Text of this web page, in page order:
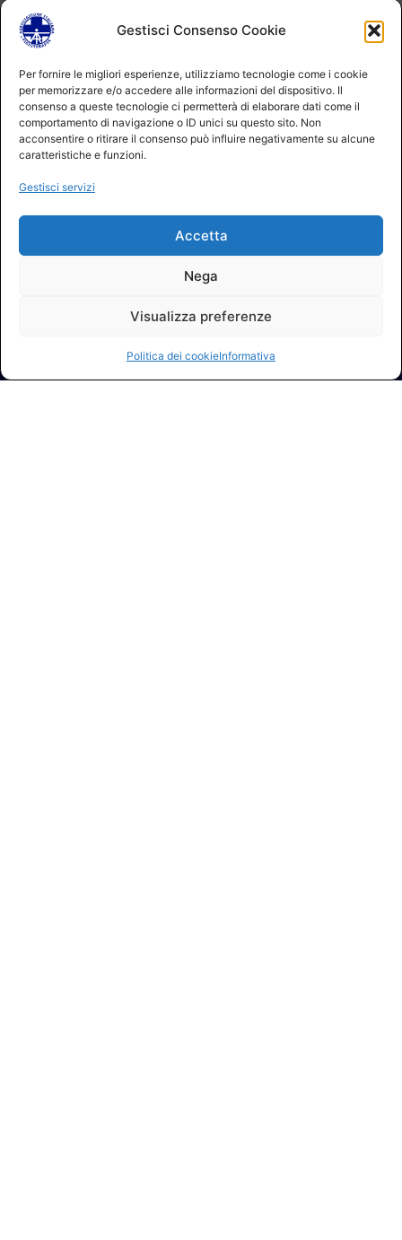
Gestisci Consenso Cookie
Per fornire le migliori esperienze, utilizziamo tecnologie come i cookie
per memorizzare e/o accedere alle informazioni del dispositivo. Il
consenso a queste tecnologie ci permetterà di elaborare dati come il
comportamento di navigazione o ID unici su questo sito. Non
acconsentire o ritirare il consenso può influire negativamente su alcune
caratteristiche e funzioni.
Gestisci servizi
Accetta
Nega
Visualizza preferenze
Politica dei cookieInformativa
26/08/2024
_Non Definita, Presidenza Nazionale